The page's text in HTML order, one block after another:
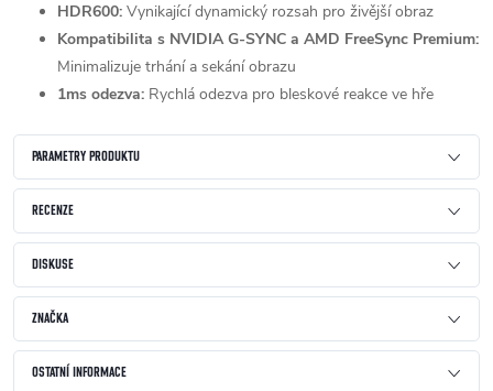
HDR600: Vynikající dynamický rozsah pro živější obraz
Kompatibilita s NVIDIA G-SYNC a AMD FreeSync Premium:
Minimalizuje trhání a sekání obrazu
1ms odezva: Rychlá odezva pro bleskové reakce ve hře
PARAMETRY PRODUKTU
RECENZE
DISKUSE
ZNAČKA
OSTATNÍ INFORMACE